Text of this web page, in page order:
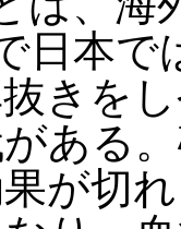
日本で
きを
ある
が切